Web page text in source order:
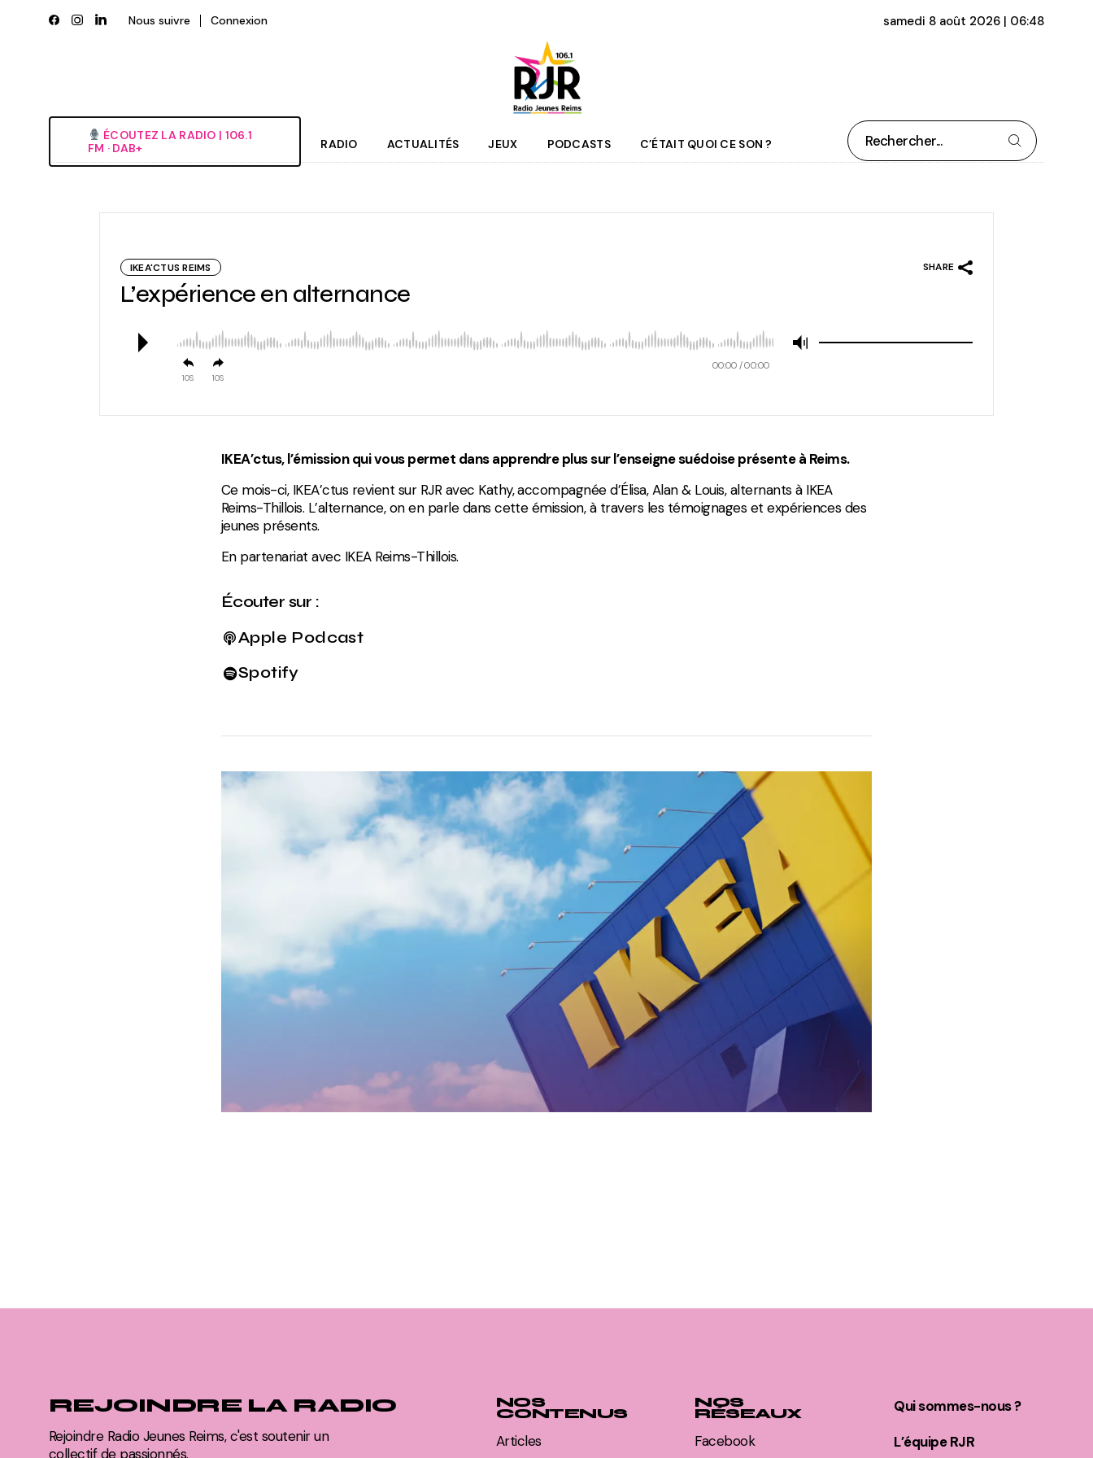
Nous suivre Connexion samedi 8 août 2026 | 06:48
ÉCOUTEZ LA RADIO‎ | ‎106.1
FM · DAB+
RADIO ACTUALITÉS
RJR
JEUX PODCASTS C’ÉTAIT QUOI CE SON ?
Rechercher
IKEA'CTUS REIMS
L’expérience en alternance
SHARE
10 10
00:00 /00:00
IKEA’ctus, l’émission qui vous permet dans apprendre plus sur l’enseigne suédoise présente à Reims.
Ce mois-ci, IKEA’ctus revient sur RJR avec Kathy, accompagnée d’Élisa, Alan & Louis, alternants à IKEA
Reims-Thillois. L’alternance, on en parle dans cette émission, à travers les témoignages et expériences des
jeunes présents.
En partenariat avec IKEA Reims-Thillois.
Écouter sur :
Apple Podcast
Spotify
REJOINDRE LA RADIO
Rejoindre Radio Jeunes Reims, c'est soutenir un
collectif de passionnés.
NOS
CONTENUS
Articles
NOS
RÉSEAUX
Facebook
Qui sommes-nous ?
L’équipe RJR